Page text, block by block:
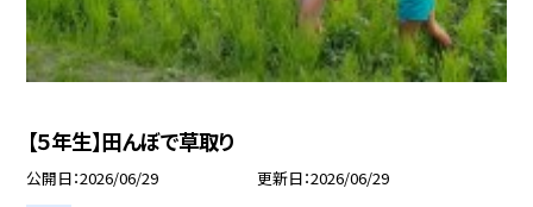
【５年生】田んぼで草取り
公開日 2026/06/29 更新日 2026/06/29